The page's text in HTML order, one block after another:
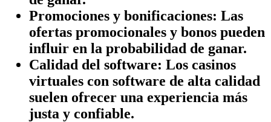
Promociones y bonificaciones: Las
ofertas promocionales y bonos pueden
influir en la probabilidad de ganar.
Calidad del software: Los casinos
virtuales con software de alta calidad
suelen ofrecer una experiencia más
justa y confiable.